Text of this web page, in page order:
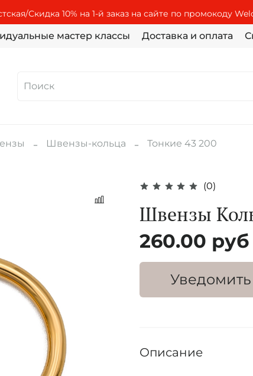
Скидка 10% на 1-й заказ на сайте по промокоду
мастер классы Доставка и оплата
Швензы-кольца Тонкие 43 200
(0)
Швензы
260.00 руб
Описание